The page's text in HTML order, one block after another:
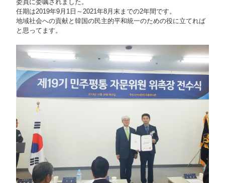
委員に委嘱されました。
任期は2019年9月1日～2021年8月末までの2年間です。
地域社会への貢献と韓国の民主的平和統一のための役に立てれば
と思ってます。